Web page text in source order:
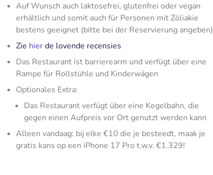
Auf Wunsch auch laktosefrei, glutenfrei oder vegan
erhältlich und somit auch für Personen mit Zöliakie
bestens geeignet (bitte bei der Reservierung angeben)
Zie hierde lovende recensies
Das Restaurant ist barrierearm und verfügt über eine
Rampe für Rollstühle und Kinderwägen
Optionales Extra:
Das Restaurant verfügt über eine Kegelbahn, die
gegen einen Aufpreis vor Ort genutzt werden kann
Alleen vandaag: bij elke €10 die je besteedt, maak je
gratis kans op een iPhone 17 Pro t.w.v. €1.329!